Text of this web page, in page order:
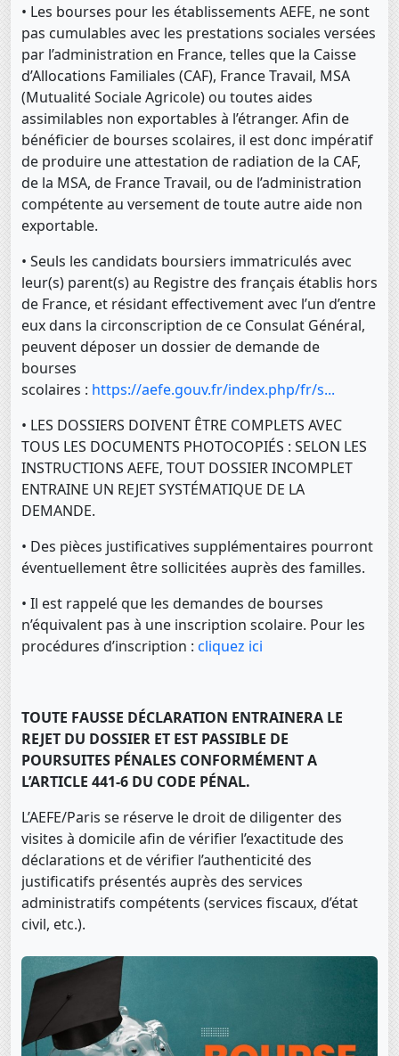
• Les bourses pour les établissements AEFE, ne sont
pas cumulables avec les prestations sociales versées
par l’administration en France, telles que la Caisse
d’Allocations Familiales (CAF), France Travail, MSA
(Mutualité Sociale Agricole) ou toutes aides
assimilables non exportables à l’étranger. Afin de
bénéficier de bourses scolaires, il est donc impératif
de produire une attestation de radiation de la CAF,
de la MSA, de France Travail, ou de l’administration
compétente au versement de toute autre aide non
exportable.
• Seuls les candidats boursiers immatriculés avec
leur(s) parent(s) au Registre des français établis hors
de France, et résidant effectivement avec l’un d’entre
eux dans la circonscription de ce Consulat Général,
peuvent déposer un dossier de demande de
bourses
scolaires : https://aefe.gouv.fr/index.php/fr/s...
• LES DOSSIERS DOIVENT ÊTRE COMPLETS AVEC
TOUS LES DOCUMENTS PHOTOCOPIÉS : SELON LES
INSTRUCTIONS AEFE, TOUT DOSSIER INCOMPLET
ENTRAINE UN REJET SYSTÉMATIQUE DE LA
DEMANDE.
• Des pièces justificatives supplémentaires pourront
éventuellement être sollicitées auprès des familles.
• Il est rappelé que les demandes de bourses
n’équivalent pas à une inscription scolaire. Pour les
procédures d’inscription : cliquez ici
TOUTE FAUSSE DÉCLARATION ENTRAINERA LE
REJET DU DOSSIER ET EST PASSIBLE DE
POURSUITES PÉNALES CONFORMÉMENT A
L’ARTICLE 441-6 DU CODE PÉNAL.
L’AEFE/Paris se réserve le droit de diligenter des
visites à domicile afin de vérifier l’exactitude des
déclarations et de vérifier l’authenticité des
justificatifs présentés auprès des services
administratifs compétents (services fiscaux, d’état
civil, etc.).